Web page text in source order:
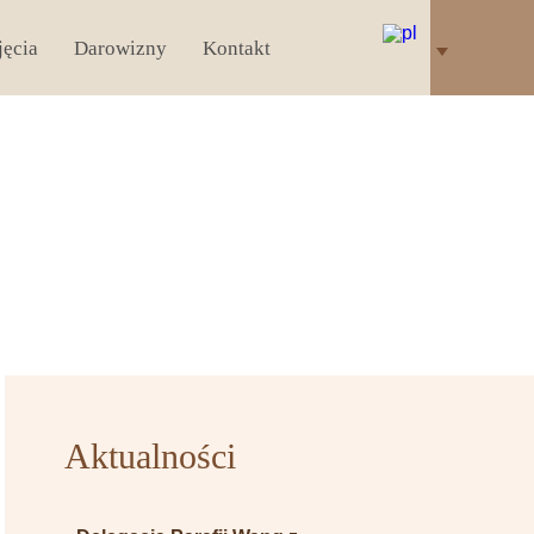
Darowizny Kontakt
Aktualności